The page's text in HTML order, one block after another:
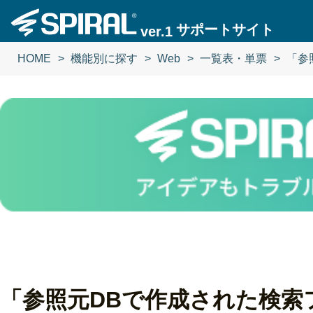
ver.1 サポートサイト
HOME 機能別に探す Web 一覧表・単票 「
「参照元DBで作成された検